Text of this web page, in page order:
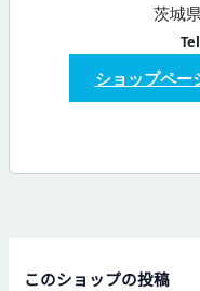
茨城
ショップペー
このショップの投稿